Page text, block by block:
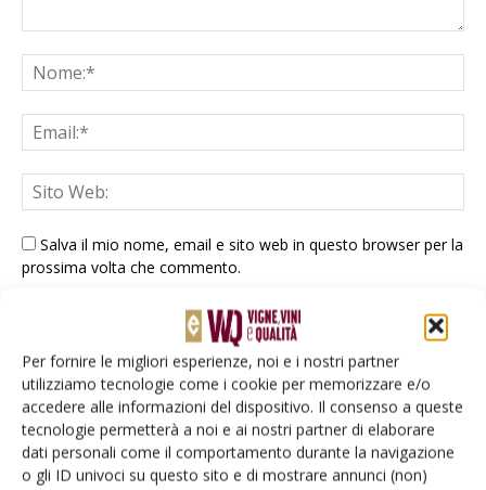
Per fornire le migliori esperienze, noi e i nostri partner
utilizziamo tecnologie come i cookie per memorizzare e/o
accedere alle informazioni del dispositivo. Il consenso a queste
tecnologie permetterà a noi e ai nostri partner di elaborare
dati personali come il comportamento durante la navigazione
o gli ID univoci su questo sito e di mostrare annunci (non)
Salva il mio nome, email e sito web in questo browser per la
prossima volta che commento.
E-magazine
Tecniche, prodotti e servizi dalle aziende